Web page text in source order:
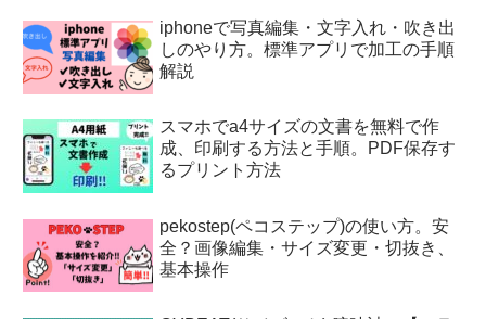
iphoneで写真編集・文字入れ・吹き出
しのやり方。標準アプリで加工の手順
解説
スマホでa4サイズの文書を無料で作
成、印刷する方法と手順。PDF保存す
るプリント方法
pekostep(ペコステップ)の使い方。安
全？画像編集・サイズ変更・切抜き、
基本操作